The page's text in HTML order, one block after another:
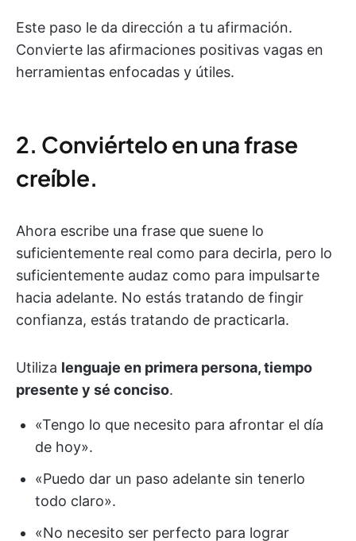
Este paso le da dirección a tu afirmación.
Convierte las afirmaciones positivas vagas en
herramientas enfocadas y útiles.
2. Conviértelo en una frase
creíble.
Ahora escribe una frase que suene lo
suficientemente real como para decirla, pero lo
suficientemente audaz como para impulsarte
hacia adelante. No estás tratando de fingir
confianza, estás tratando de practicarla.
Utiliza lenguaje en primera persona, tiempo
presente y sé conciso.
«Tengo lo que necesito para afrontar el día
de hoy».
«Puedo dar un paso adelante sin tenerlo
todo claro».
«No necesito ser perfecto para lograr